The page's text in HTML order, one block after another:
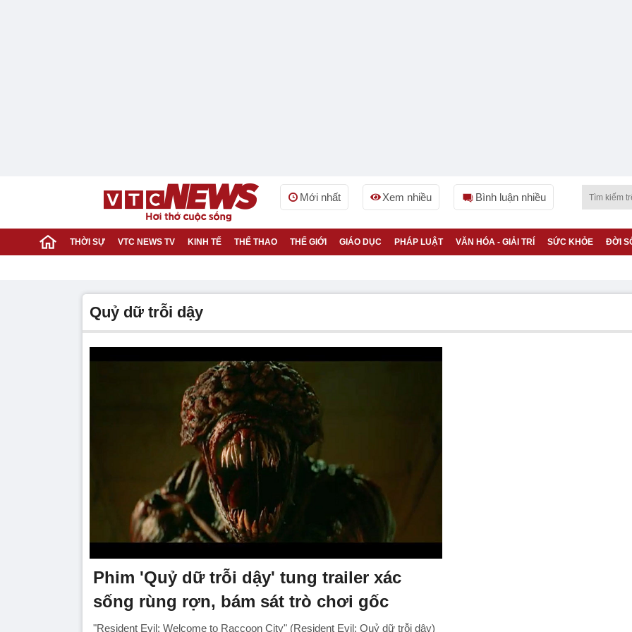
Mới nhất Xem nhiều Bình luận nhiều
THỜI SỰ VTC NEWS TV KINH TẾ THỂ THAO THẾ GIỚI GIÁO DỤC PHÁP LUẬT VĂN HÓA - GIẢI TRÍ SỨC KHỎE ĐỜI
quỷ dữ trỗi dậy
Phim 'Quỷ dữ trỗi dậy' tung trailer xác
sống rùng rợn, bám sát trò chơi gốc
"Resident Evil: Welcome to Raccoon City" (Resident Evil: Quỷ dữ trỗi dậy)